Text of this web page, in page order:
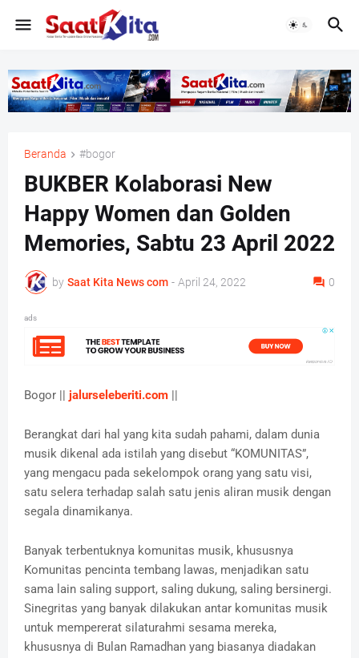
Beranda #bogor
BUKBER Kolaborasi New
Happy Women dan Golden
Memories, Sabtu 23 April 2022
by Saat Kita News com - April 24, 2022 0
ads
Bogor || jalurseleberiti.com ||
Berangkat dari hal yang kita sudah pahami, dalam dunia
musik dikenal ada istilah yang disebut “KOMUNITAS”,
yang mengacu pada sekelompok orang yang satu visi,
satu selera terhadap salah satu jenis aliran musik dengan
segala dinamikanya.
Banyak terbentuknya komunitas musik, khususnya
Komunitas pencinta tembang lawas, menjadikan satu
sama lain saling support, saling dukung, saling bersinergi.
Sinegritas yang banyak dilakukan antar komunitas musik
untuk mempererat silaturahmi sesama mereka,
khususnya di Bulan Ramadhan yang biasanya diadakan